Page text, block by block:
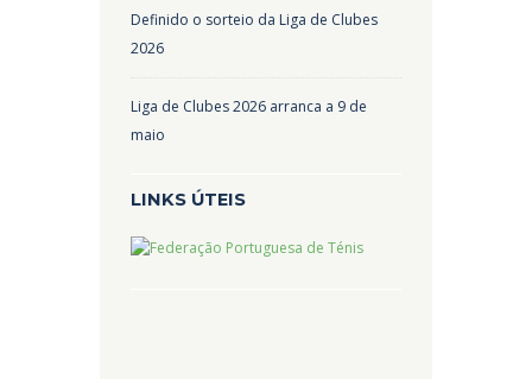
Definido o sorteio da Liga de Clubes
2026
Liga de Clubes 2026 arranca a 9 de
maio
LINKS ÚTEIS